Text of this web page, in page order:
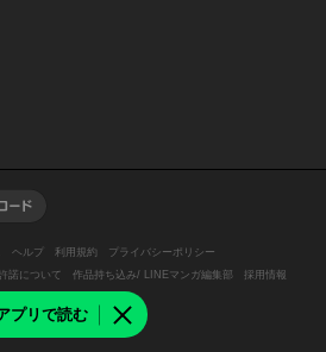
プリで読む
ヘルプ 利用規約
プライバシーポリシー
諾について 作品持ち込み/ LINEマンガ編集部
採用情報